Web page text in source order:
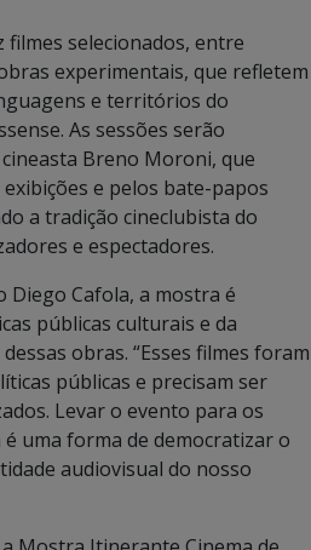
selecionados, entre
experimentais, que refletem
e territórios do
As sessões serão
Breno Moroni, que
e pelos bate-papos
a tradição cineclubista do
e espectadores.
Cafola, a mostra é
públicas culturais e da
obras. “Esses filmes foram
públicas e precisam ser
Levar o evento para os
uma forma de democratizar o
audiovisual do nosso